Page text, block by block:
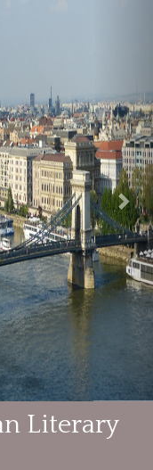
Literary